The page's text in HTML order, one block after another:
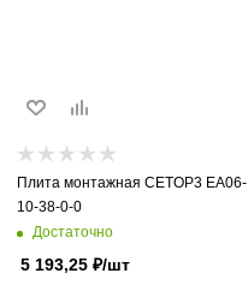
Плита монтажная CETOP3 EA06-
10-38-0-0
Достаточно
5 193,25 ₽/шт